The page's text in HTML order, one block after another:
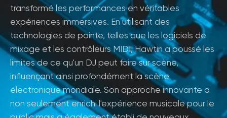
transformé les performances en véritables
expériences immersives. En utilisant des
technologies de pointe, telles que les logiciels de
mixage et les contrôleurs MIDI, Hawtin a poussé les
limites de ce qu'un DJ peut faire sur scène,
influençant ainsi profondément la scène
électronique mondiale. Son approche innovante a
non seulement enrichi l'expérience musicale pour le